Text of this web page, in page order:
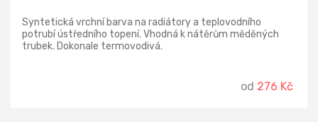
Syntetická vrchní barva na radiátory a teplovodního
potrubí ústředního topení. Vhodná k nátěrům měděných
trubek. Dokonale termovodivá.
od 276 Kč